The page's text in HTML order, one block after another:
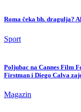
Roma čeka bh. dragulja?
Sport
Poljubac na Cannes Film
Firstman i Diego Calva
Magazin